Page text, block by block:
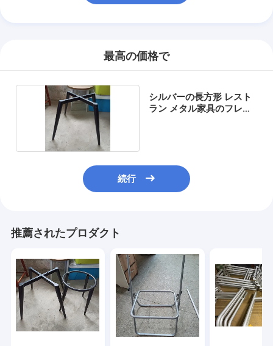
最高の価格で
シルバーの長方形 レスト
ラン メタル家具のフレー
続行
推薦されたプロダクト